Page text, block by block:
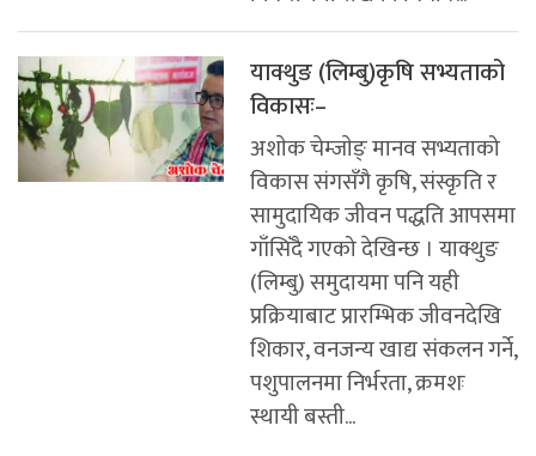
याक्थुङ (लिम्बु)कृषि सभ्यताको
विकासः–
अशाेक चेम्जाेङ् मानव सभ्यताको
विकास संगसँगै कृषि, संस्कृति र
सामुदायिक जीवन पद्धति आपसमा
गाँसिँदै गएको देखिन्छ । याक्थुङ
(लिम्बु) समुदायमा पनि यही
प्रक्रियाबाट प्रारम्भिक जीवनदेखि
शिकार, वनजन्य खाद्य संकलन गर्ने,
पशुपालनमा निर्भरता, क्रमशः
स्थायी बस्ती...